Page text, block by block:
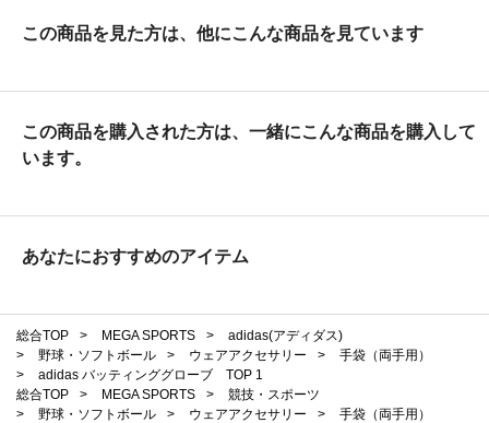
この商品を見た方は、他にこんな商品を見ています
この商品を購入された方は、一緒にこんな商品を購入して
います。
あなたにおすすめのアイテム
総合TOP > MEGA SPORTS >
adidas(アディダス)
>
野球・ソフトボール > ウェアアクセサリー >
手袋（両手用）
>
adidas バッティンググローブ TOP 1
総合TOP
> MEGA SPORTS >
競技・スポーツ
>
野球・ソフトボール > ウェアアクセサリー >
手袋（両手用）